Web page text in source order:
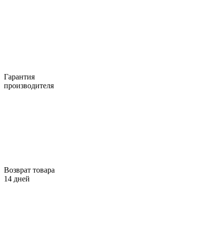
Гарантия
производителя
Возврат товара
14 дней